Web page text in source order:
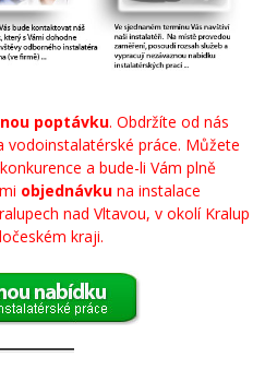
poptávku. Obdržíte od nás
vodoinstalatérské práce. Můžete
a bude-li Vám plně
objednávku na instalace
nad Vltavou, v okolí Kralup
kraji.